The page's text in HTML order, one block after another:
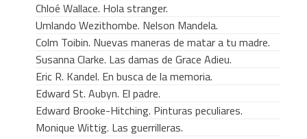
Chloé Wallace. Hola stranger.
Umlando Wezithombe. Nelson Mandela.
Colm Toibin. Nuevas maneras de matar a tu madre.
Susanna Clarke. Las damas de Grace Adieu.
Eric R. Kandel. En busca de la memoria.
Edward St. Aubyn. El padre.
Edward Brooke-Hitching. Pinturas peculiares.
Monique Wittig. Las guerrilleras.